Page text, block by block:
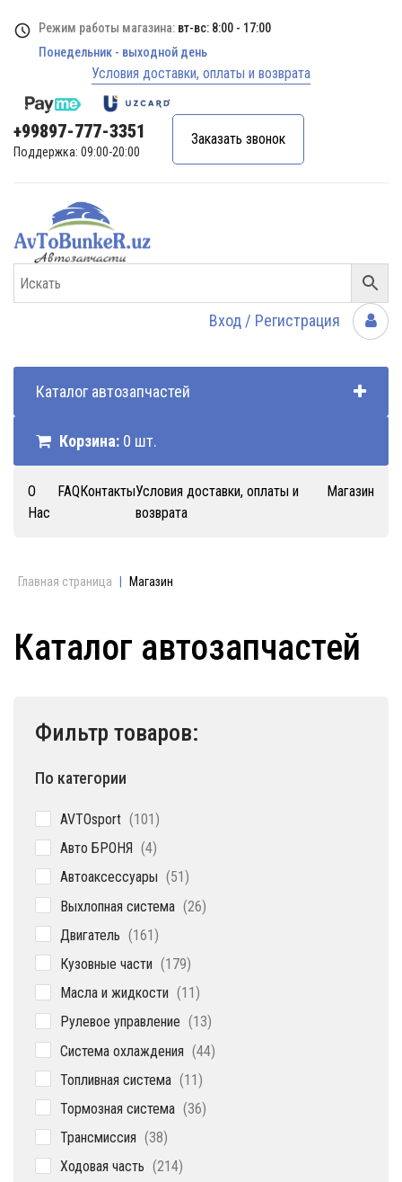
Режим работы магазина: вт-вс: 8:00 - 17:00
Понедельник - выходной день
Условия доставки, оплаты и возврата
+99897-777-3351
Поддержка: 09:00-20:00
Заказать звонок
Вход / Регистрация
Каталог автозапчастей
Корзина: 0 шт.
О
Нас
FAQКонтактыУсловия доставки, оплаты и
возврата
Магазин
Главная страница Магазин
Каталог автозапчастей
Фильтр товаров:
По категории
AVTOsport 101101
Авто БРОНЯ 44
Автоаксессуары 51 51
Выхлопная система 2626
Двигатель 161161
Кузовные части 179179
Масла и жидкости 1111
Рулевое управление 1313
Система охлаждения 4444
Топливная система 1111
Тормозная система 3636
Трансмиссия 3838
Ходовая часть 214214